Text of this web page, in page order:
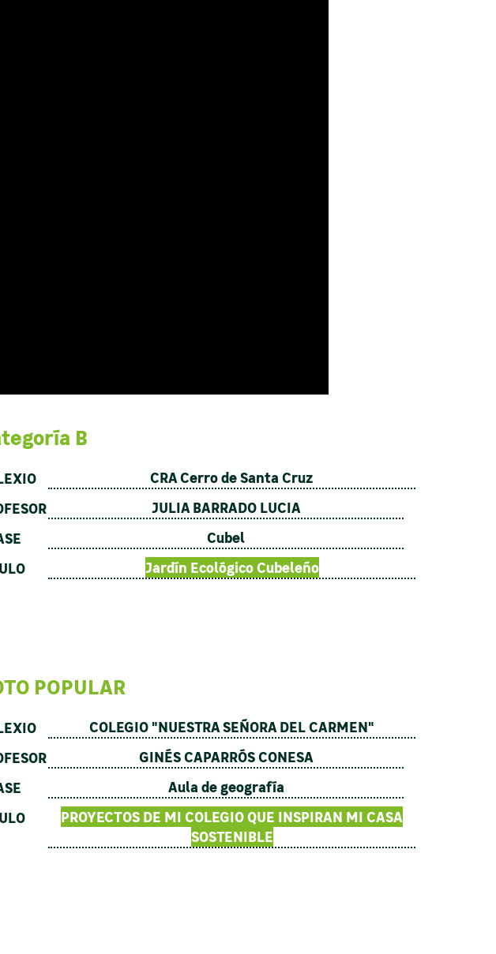
B
CRA Cerro de Santa Cruz
JULIA BARRADO LUCIA
Cubel
Jardín Ecológico Cubeleño
POPULAR
COLEGIO "NUESTRA SEÑORA DEL CARMEN"
GINÉS CAPARRÓS CONESA
Aula de geografía
PROYECTOS DE MI COLEGIO QUE INSPIRAN MI CASA
SOSTENIBLE